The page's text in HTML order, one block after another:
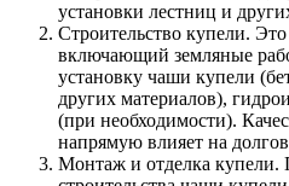
установки лестниц и
Строительство купели.
включающий земляные
установку чаши купели
других материалов),
(при необходимости).
напрямую влияет на
Монтаж и отделка купели.